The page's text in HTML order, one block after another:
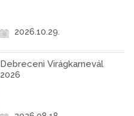
2026.10.29.
Debreceni Virágkarnevál
2026